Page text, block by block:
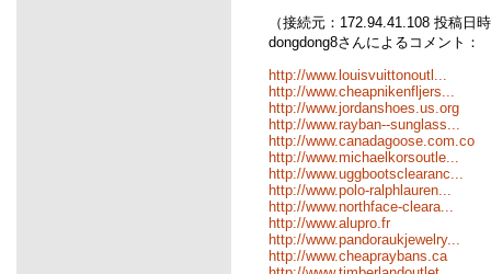
（接続元：172.94.41.108 投稿日
dongdong8さんによるコメント：
http://www.louisvuittonoutl...
http://www.cheapnikenfljers...
http://www.jordanshoes.us.org
http://www.rayban--sunglass...
http://www.canadagoose.com.co
http://www.michaelkorsoutle...
http://www.uggbootsclearanc...
http://www.polo-ralphlauren...
http://www.northface-cleara...
http://www.alupro.fr
http://www.pandoraukjewelry...
http://www.cheapraybans.ca